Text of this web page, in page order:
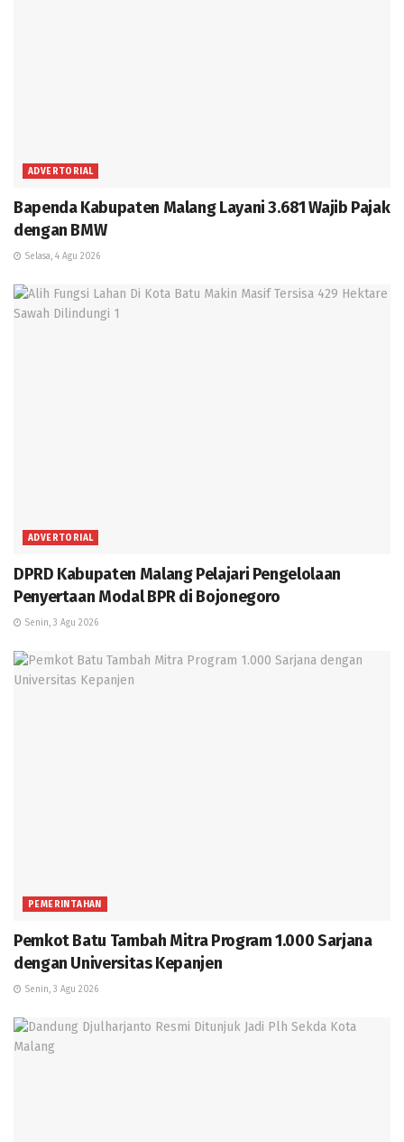
ADVERTORIAL
Bapenda Kabupaten Malang Layani 3.681 Wajib Pajak
dengan BMW
Selasa, 4 Agu 2026
ADVERTORIAL
DPRD Kabupaten Malang Pelajari Pengelolaan
Penyertaan Modal BPR di Bojonegoro
Senin, 3 Agu 2026
PEMERINTAHAN
Pemkot Batu Tambah Mitra Program 1.000 Sarjana
dengan Universitas Kepanjen
Senin, 3 Agu 2026